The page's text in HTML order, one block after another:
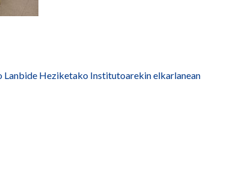
Heziketako Institutoarekin elkarlanean